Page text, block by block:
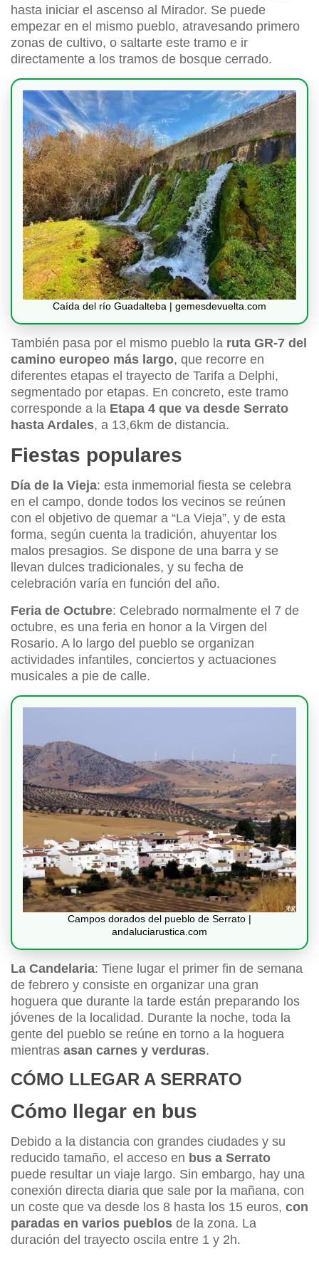
hasta iniciar el ascenso al Mirador. Se puede
empezar en el mismo pueblo, atravesando primero
zonas de cultivo, o saltarte este tramo e ir
directamente a los tramos de bosque cerrado.
Caída del río Guadalteba | gemesdevuelta.com
También pasa por el mismo pueblo la ruta GR-7 del
camino europeo más largo, que recorre en
diferentes etapas el trayecto de Tarifa a Delphi,
segmentado por etapas. En concreto, este tramo
corresponde a la Etapa 4 que va desde Serrato
hasta Ardales, a 13,6km de distancia.
Fiestas populares
Día de la Vieja: esta inmemorial fiesta se celebra
en el campo, donde todos los vecinos se reúnen
con el objetivo de quemar a “La Vieja”, y de esta
forma, según cuenta la tradición, ahuyentar los
malos presagios. Se dispone de una barra y se
llevan dulces tradicionales, y su fecha de
celebración varía en función del año.
Feria de Octubre: Celebrado normalmente el 7 de
octubre, es una feria en honor a la Virgen del
Rosario. A lo largo del pueblo se organizan
actividades infantiles, conciertos y actuaciones
musicales a pie de calle.
Campos dorados del pueblo de Serrato |
andaluciarustica.com
La Candelaria: Tiene lugar el primer fin de semana
de febrero y consiste en organizar una gran
hoguera que durante la tarde están preparando los
jóvenes de la localidad. Durante la noche, toda la
gente del pueblo se reúne en torno a la hoguera
mientras asan carnes y verduras.
CÓMO LLEGAR A SERRATO
Cómo llegar en bus
Debido a la distancia con grandes ciudades y su
reducido tamaño, el acceso en bus a Serrato
puede resultar un viaje largo. Sin embargo, hay una
conexión directa diaria que sale por la mañana, con
un coste que va desde los 8 hasta los 15 euros, con
paradas en varios pueblos de la zona. La
duración del trayecto oscila entre 1 y 2h.